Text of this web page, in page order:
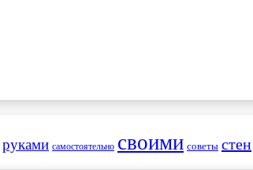
руками самостоятельно своими советы стен